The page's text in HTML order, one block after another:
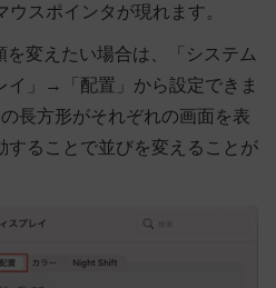
スポインタが現れます。
を変えたい場合は、「システム
イ」→「配置」から設定できま
長方形がそれぞれの画面を表
することで並びを変えることが